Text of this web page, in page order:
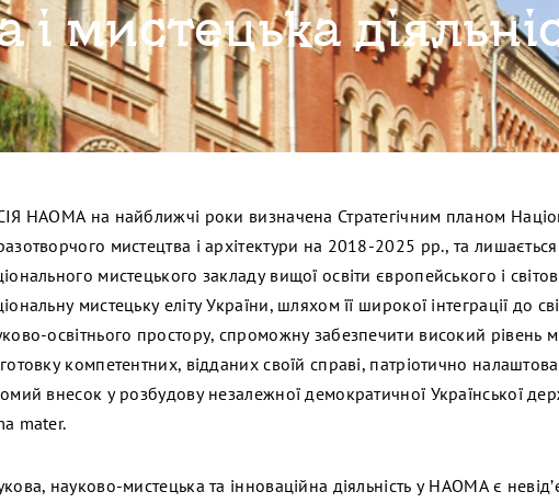
і мистецька
НАОМА на найближчі роки визначена Стратегічним планом
мистецтва і архітектури на 2018-2025 рр., та
мистецького закладу вищої освіти європейського і
мистецьку еліту України, шляхом її широкої інтеграції до
освітнього простору, спроможну забезпечити високий рівень
компетентних, відданих своїй справі, патріотично
внесок у розбудову незалежної демократичної Української
mater.
науково-мистецька та інноваційна діяльність у НАОМА є